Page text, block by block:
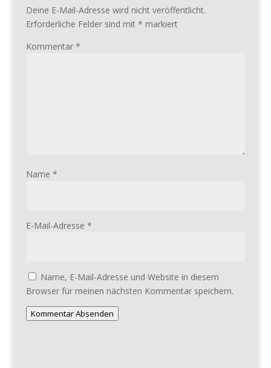
Deine E-Mail-Adresse wird nicht veröffentlicht.
Erforderliche Felder sind mit * markiert
Kommentar *
Name *
E-Mail-Adresse *
Name, E-Mail-Adresse und Website in diesem
Browser für meinen nächsten Kommentar speichern.
Kommentar Absenden